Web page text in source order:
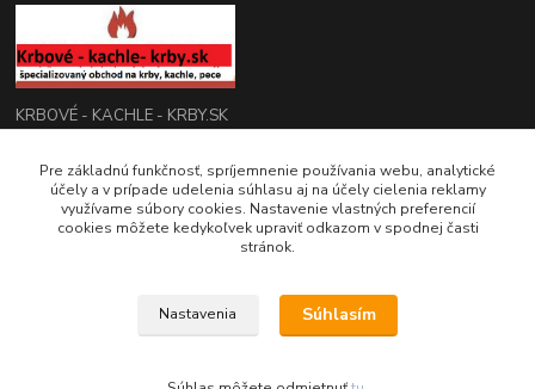
KRBOVÉ - KACHLE - KRBY.SK
0949 476 255
08:00 - 17.00
2022 RB Business Slovakia, s. r. o.
Pre základnú funkčnosť, spríjemnenie používania webu, analytické
účely a v prípade udelenia súhlasu aj na účely cielenia reklamy
využívame súbory cookies. Nastavenie vlastných preferencií
cookies môžete kedykoľvek upraviť odkazom v spodnej časti
stránok.
Nastavenia Súhlasím